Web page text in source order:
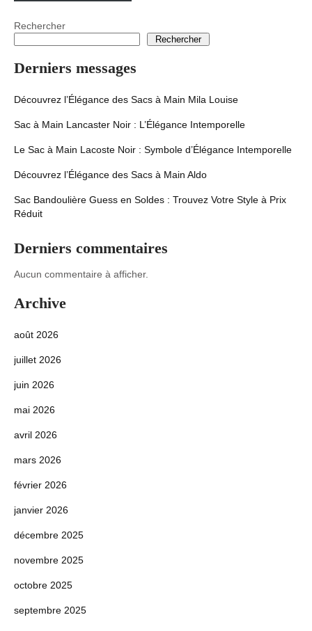
Rechercher
Rechercher
Derniers messages
Découvrez l’Élégance des Sacs à Main Mila Louise
Sac à Main Lancaster Noir : L’Élégance Intemporelle
Le Sac à Main Lacoste Noir : Symbole d’Élégance Intemporelle
Découvrez l’Élégance des Sacs à Main Aldo
Sac Bandoulière Guess en Soldes : Trouvez Votre Style à Prix
Réduit
Derniers commentaires
Aucun commentaire à afficher.
Archive
août 2026
juillet 2026
juin 2026
mai 2026
avril 2026
mars 2026
février 2026
janvier 2026
décembre 2025
novembre 2025
octobre 2025
septembre 2025